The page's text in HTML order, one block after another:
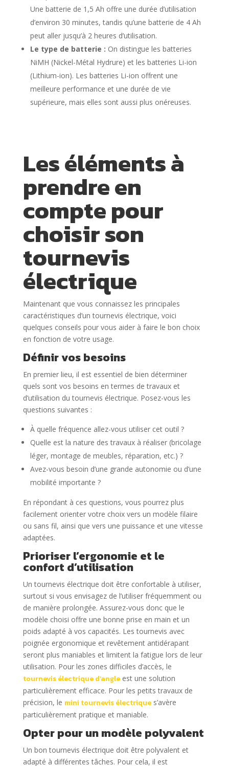
Une batterie de 1,5 Ah offre une durée d’utilisation
d’environ 30 minutes, tandis qu’une batterie de 4 Ah
peut aller jusqu’à 2 heures d’utilisation.
Le type de batterie : On distingue les batteries
NiMH (Nickel-Métal Hydrure) et les batteries Li-ion
(Lithium-ion). Les batteries Li-ion offrent une
meilleure performance et une durée de vie
supérieure, mais elles sont aussi plus onéreuses.
Les éléments à
prendre en
compte pour
choisir son
tournevis
électrique
Maintenant que vous connaissez les principales
caractéristiques d’un tournevis électrique, voici
quelques conseils pour vous aider à faire le bon choix
en fonction de votre usage.
Définir vos besoins
En premier lieu, il est essentiel de bien déterminer
quels sont vos besoins en termes de travaux et
d’utilisation du tournevis électrique. Posez-vous les
questions suivantes :
À quelle fréquence allez-vous utiliser cet outil ?
Quelle est la nature des travaux à réaliser (bricolage
léger, montage de meubles, réparation, etc.) ?
Avez-vous besoin d’une grande autonomie ou d’une
mobilité importante ?
En répondant à ces questions, vous pourrez plus
facilement orienter votre choix vers un modèle filaire
ou sans fil, ainsi que vers une puissance et une vitesse
adaptées.
Prioriser l’ergonomie et le
confort d’utilisation
Un tournevis électrique doit être confortable à utiliser,
surtout si vous envisagez de l’utiliser fréquemment ou
de manière prolongée. Assurez-vous donc que le
modèle choisi offre une bonne prise en main et un
poids adapté à vos capacités. Les tournevis avec
poignée ergonomique et revêtement antidérapant
seront plus maniables et limitent la fatigue lors de leur
utilisation. Pour les zones difficiles d’accès, le
tournevis électrique d’angleest une solution
particulièrement efficace. Pour les petits travaux de
précision, le mini tournevis électriques’avère
particulièrement pratique et maniable.
Opter pour un modèle polyvalent
Un bon tournevis électrique doit être polyvalent et
adapté à différentes tâches. Pour cela, il est